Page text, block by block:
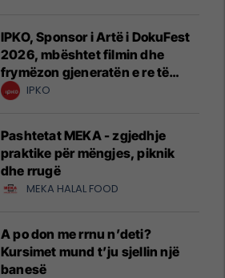
IPKO, Sponsor i Artë i DokuFest
2026, mbështet filmin dhe
frymëzon gjeneratën e re të
krijuesve
IPKO
Pashtetat MEKA - zgjedhje
praktike për mëngjes, piknik
dhe rrugë
MEKA HALAL FOOD
A po don me rrnu n’deti?
Kursimet mund t’ju sjellin një
banesë